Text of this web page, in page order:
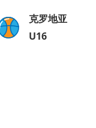
克罗地亚
U16